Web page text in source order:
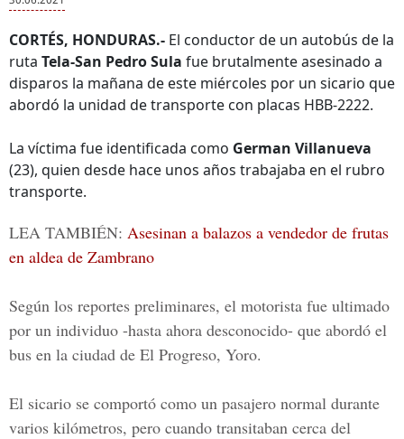
CORTÉS, HONDURAS.- El conductor de un autobús de la
ruta Tela-San Pedro Sula fue brutalmente asesinado a
disparos la mañana de este miércoles por un sicario que
abordó la unidad de transporte con placas HBB-2222.
La víctima fue identificada como German Villanueva
(23), quien desde hace unos años trabajaba en el rubro
transporte.
LEA TAMBIÉN: Asesinan a balazos a vendedor de frutas
en aldea de Zambrano
Según los reportes preliminares, el motorista fue ultimado
por un individuo -hasta ahora desconocido- que abordó el
bus en la ciudad de El Progreso, Yoro.
El sicario se comportó como un pasajero normal durante
varios kilómetros, pero cuando transitaban cerca del